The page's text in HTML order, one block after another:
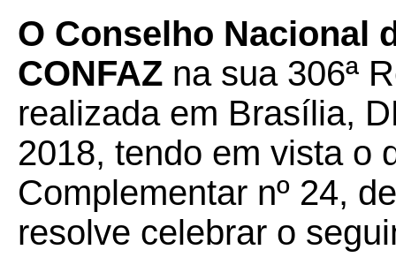
O Conselho Nacional
CONFAZ na sua 306ª
realizada em Brasília,
2018, tendo em vista o
Complementar nº 24,
resolve celebrar o